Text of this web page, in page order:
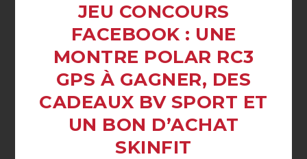
JEU CONCOURS
FACEBOOK : UNE
MONTRE POLAR RC3
GPS À GAGNER, DES
CADEAUX BV SPORT ET
UN BON D’ACHAT
SKINFIT